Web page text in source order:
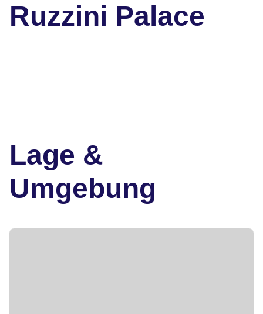
Ruzzini Palace
Lage &
Umgebung